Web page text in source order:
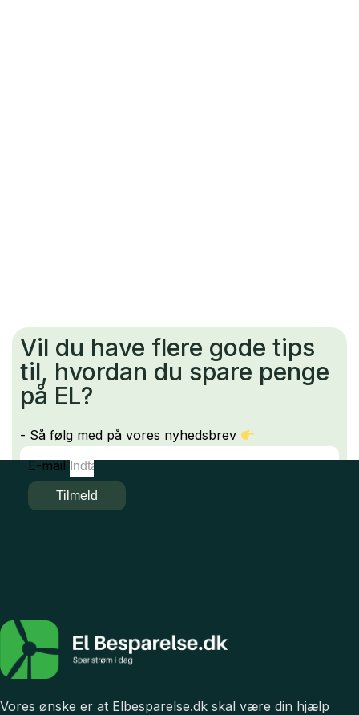
Vil du have flere gode tips
til, hvordan du spare penge
på EL?
- Så følg med på vores nyhedsbrev
E-mail
Tilmeld
Vores ønske er at Elbesparelse.dk skal være din hjælp